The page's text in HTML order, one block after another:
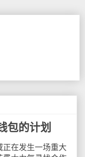
包的计划
在发生一场重大